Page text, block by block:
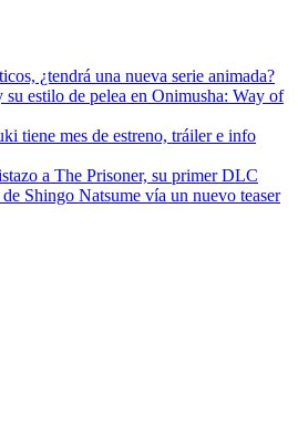
¿tendrá una nueva serie animada?
estilo de pelea en Onimusha: Way of
tiene mes de estreno, tráiler e info
a The Prisoner, su primer DLC
Shingo Natsume vía un nuevo teaser